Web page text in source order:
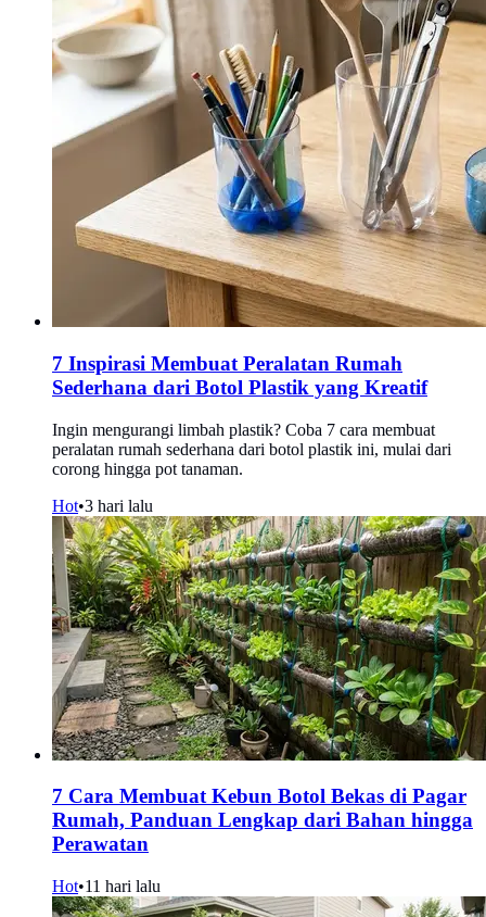
7 Inspirasi Membuat Peralatan Rumah
Sederhana dari Botol Plastik yang Kreatif
Ingin mengurangi limbah plastik? Coba 7 cara membuat
peralatan rumah sederhana dari botol plastik ini, mulai dari
corong hingga pot tanaman.
Hot•3 hari lalu
7 Cara Membuat Kebun Botol Bekas di Pagar
Rumah, Panduan Lengkap dari Bahan hingga
Perawatan
Hot•11 hari lalu